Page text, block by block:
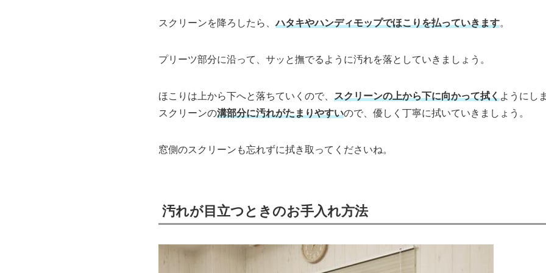
スクリーンを降ろしたら、ハタキやハンディモップでほこりを払っていきます。
プリーツ部分に沿って、サッと撫でるように汚れを落としていきましょう。
ほこりは上から下へと落ちていくので、 スクリーンの上から下に向かって拭くようにし
スクリーンの溝部分に汚れがたまりやすいので、優しく丁寧に拭いていきましょう。
窓側のスクリーンも忘れずに拭き取ってくださいね。
汚れが目立つときのお手入れ方法